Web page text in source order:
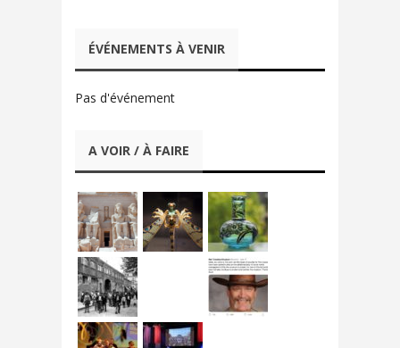
ÉVÉNEMENTS À VENIR
Pas d'événement
A VOIR / À FAIRE